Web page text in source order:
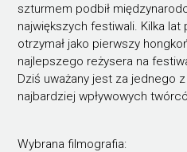
szturmem podbił
największych festiwali. Kilka
otrzymał jako pierwszy
najlepszego reżysera na
Dziś uważany jest za jednego
najbardziej wpływowych
Wybrana filmografia: